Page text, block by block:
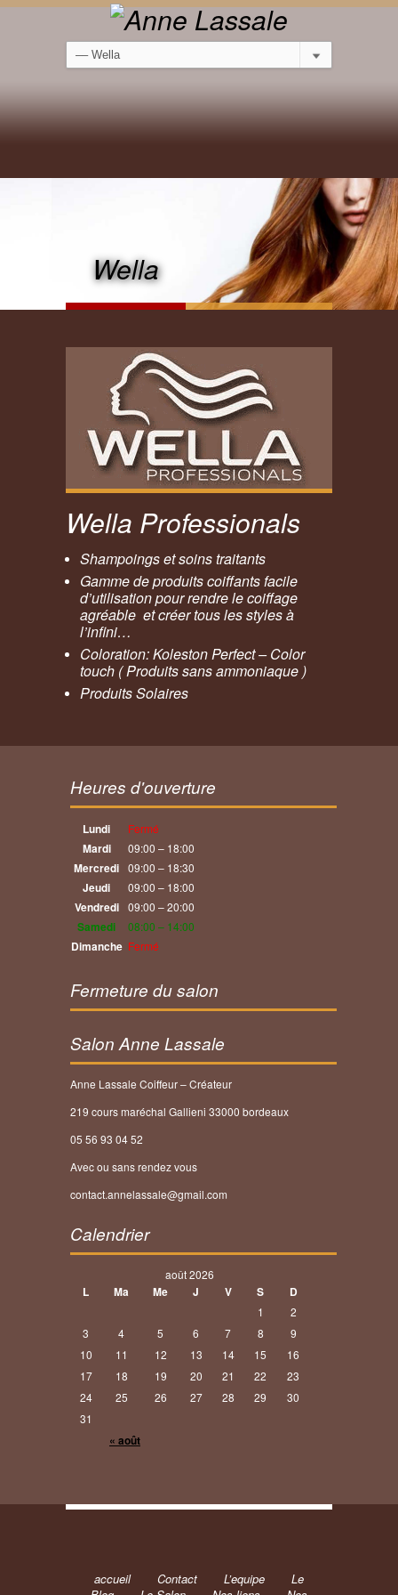
Wella
Wella Professionals
Shampoings et soins traitants
Gamme de produits coiffants facile
d’utilisation pour rendre le coiffage
agréable et créer tous les styles à
l’infini…
Coloration: Koleston Perfect – Color
touch ( Produits sans ammoniaque )
Produits Solaires
Heures d'ouverture
Lundi Fermé
Mardi 09:00 – 18:00
Mercredi 09:00 – 18:30
Jeudi 09:00 – 18:00
Vendredi 09:00 – 20:00
Samedi 08:00 – 14:00
Dimanche Fermé
Fermeture du salon
Salon Anne Lassale
Anne Lassale Coiffeur – Créateur
219 cours maréchal Gallieni 33000 bordeaux
05 56 93 04 52
Avec ou sans rendez vous
contact.annelassale@gmail.com
Calendrier
août 2026
L Ma Me J V S D
« août
1
2
3
4 5 6 7 8
9
10
11 12 13 14 15
16
17
18 19 20 21 22
23
24
25 26 27 28 29
30
31
accueil Contact L’equipe
Le